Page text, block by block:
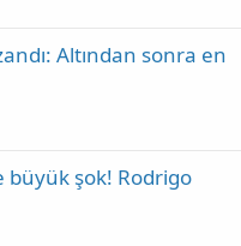
Altından sonra en
şok! Rodrigo